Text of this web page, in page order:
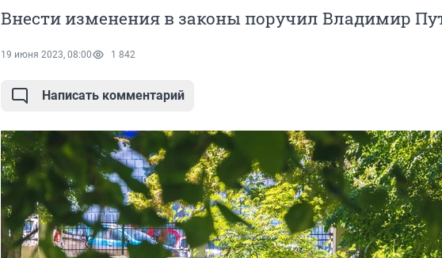
Внести изменения в законы поручил Владимир
19 июня 2023, 08:00 1 842
Написать комментарий